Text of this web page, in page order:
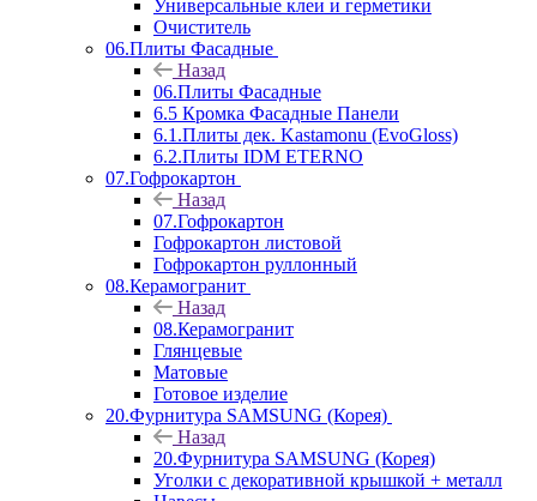
Универсальные клеи и герметики
Очиститель
06.Плиты Фасадные
Назад
06.Плиты Фасадные
6.5 Кромка Фасадные Панели
6.1.Плиты дек. Kastamonu (EvoGloss)
6.2.Плиты IDM ETERNO
07.Гофрокартон
Назад
07.Гофрокартон
Гофрокартон листовой
Гофрокартон руллонный
08.Керамогранит
Назад
08.Керамогранит
Глянцевые
Матовые
Готовое изделие
20.Фурнитура SAMSUNG (Корея)
Назад
20.Фурнитура SAMSUNG (Корея)
Уголки с декоративной крышкой + металл